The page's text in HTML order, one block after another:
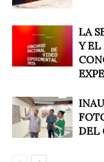
LA
Y EL
DEL